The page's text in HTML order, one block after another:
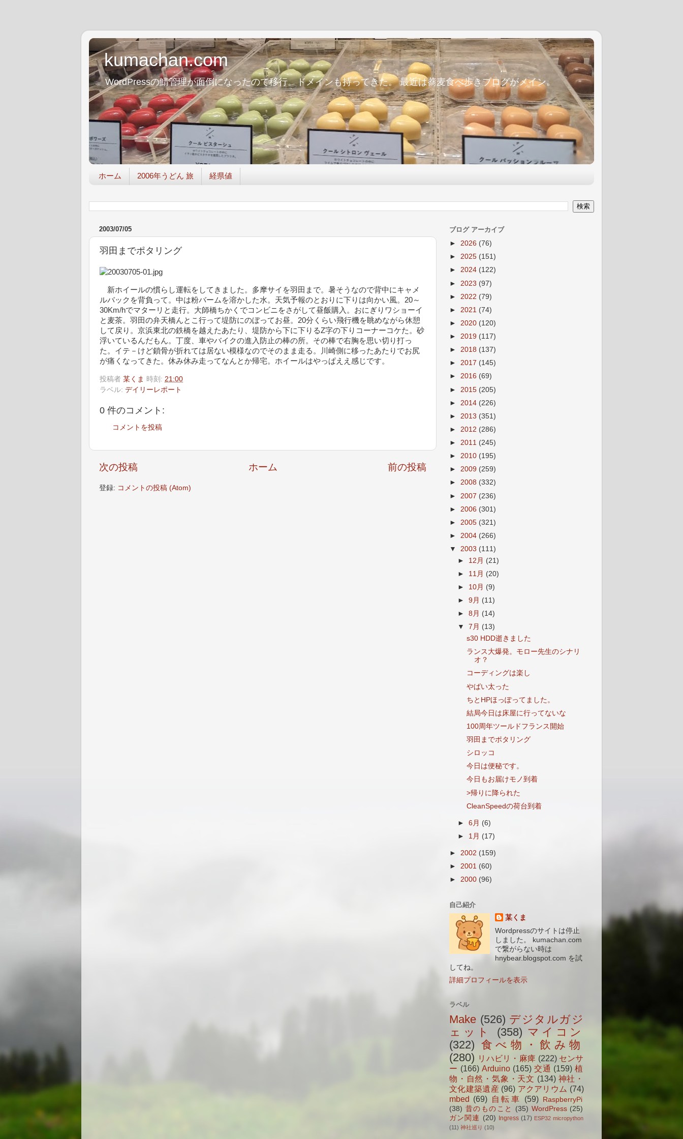
kumachan.com
WordPressの鯖管理が面倒になったので移行。ドメインも持ってきた。 最近は蕎麦食べ歩きブログがメイン。
ホーム 2006年うどん 旅 経県値
2003/07/05
羽田までポタリング
新ホイールの慣らし運転をしてきました。多摩サイを羽田まで。暑そうなので背中にキャメ
ルバックを背負って。中は粉バームを溶かした水。天気予報のとおりに下りは向かい風。20～
30Km/hでマターリと走行。大師橋ちかくでコンビニをさがして昼飯購入。おにぎりワショーイ
と麦茶。羽田の弁天橋んとこ行って堤防にのぼってお昼。20分くらい飛行機を眺めながら休憩
して戻り。京浜東北の鉄橋を越えたあたり、堤防から下に下りるZ字の下りコーナーコケた。砂
浮いているんだもん。丁度、車やバイクの進入防止の棒の所。その棒で右胸を思い切り打っ
た。イテ－けど鎖骨が折れては居ない模様なのでそのまま走る。川崎側に移ったあたりでお尻
が痛くなってきた。休み休み走ってなんとか帰宅。ホイールはやっぱええ感じです。
投稿者 某くま 時刻: 21:00
ラベル: デイリーレポート
0 件のコメント:
コメントを投稿
次の投稿 前の投稿
ホーム
登録: コメントの投稿 (Atom)
ブログ アーカイブ
► 2026 (76)
► 2025 (151)
► 2024 (122)
► 2023 (97)
► 2022 (79)
► 2021 (74)
► 2020 (120)
► 2019 (117)
► 2018 (137)
► 2017 (145)
► 2016 (69)
► 2015 (205)
► 2014 (226)
► 2013 (351)
► 2012 (286)
► 2011 (245)
► 2010 (195)
► 2009 (259)
► 2008 (332)
► 2007 (236)
► 2006 (301)
► 2005 (321)
► 2004 (266)
▼ 2003 (111)
► 12月 (21)
► 11月 (20)
► 10月 (9)
►9月 (11)
►8月 (14)
▼7月 (13)
s30 HDD逝きました
ランス大爆発。モロー先生のシナリ
オ？
コーディングは楽し
やばい太った
ちとHPほっぽってました。
結局今日は床屋に行ってないな
100周年ツールドフランス開始
羽田までポタリング
シロッコ
今日は便秘です。
今日もお届けモノ到着
>帰りに降られた
CleanSpeedの荷台到着
►6月 (6)
► 1月 (17)
► 2002 (159)
► 2001 (60)
► 2000 (96)
自己紹介
某くま
Wordpressのサイトは停止
しました。 kumachan.com
で繋がらない時は
hnybear.blogspot.com を試
してね。
詳細プロフィールを表示
ラベル
Make (526) デジタルガジ
ェット
(358) マイコン
(322) 食べ物・飲み物
(280) リハビリ・麻痺 (222) センサ
ー (166) Arduino (165) 交通 (159) 植
物・自然・気象・天文 (134) 神社・
文化建築遺産 (96) アクアリウム (74)
mbed (69) 自転車 (59) RaspberryPi
(38) 昔のものこと (35) WordPress (25)
ガン関連 (20) Ingress (17) ESP32 micropython
(11) 神社巡り (10)